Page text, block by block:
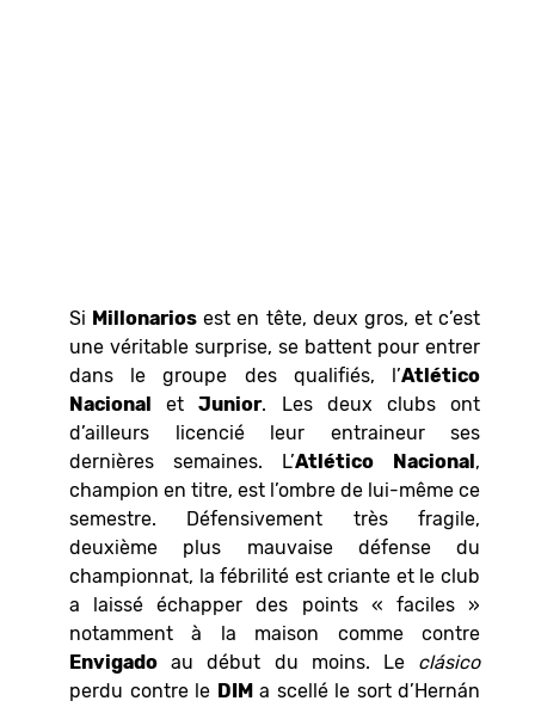
Si Millonarios est en tête, deux gros, et c’est
une véritable surprise, se battent pour entrer
dans le groupe des qualifiés, l’Atlético
Nacional
etJunior. Les deux clubs ont
d’ailleurs licencié leur entraineur ses
dernières semaines. L’Atlético Nacional ,
champion en titre, est l’ombre de lui-même ce
semestre. Défensivement très fragile,
deuxième plus mauvaise défense du
championnat, la fébrilité est criante et le club
a laissé échapper des points « faciles »
notamment à la maison comme contre
Envigado au début du moins. Le clásico
perdu contre le DIM a scellé le sort d’Hernán